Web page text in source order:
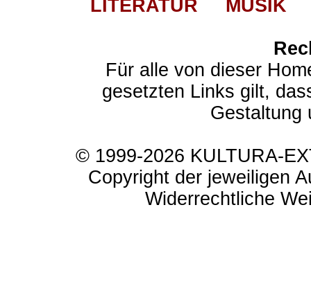
LITERATUR
MUSIK
Für alle von dieser
gesetzten Links gilt,
Gestaltung
© 1999-2026 KULTURA-
Copyright der jeweiligen
Widerrechtliche